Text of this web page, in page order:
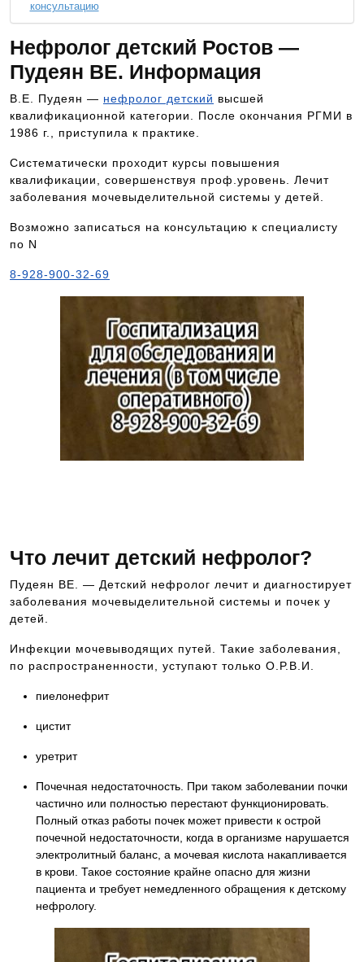
консультацию
Нефролог детский Ростов —
Пудеян ВЕ. Информация
В.Е. Пудеян — нефролог детский высшей
квалификационной категории. После окончания РГМИ в
1986 г., приступила к практике.
Систематически проходит курсы повышения
квалификации, совершенствуя проф.уровень. Лечит
заболевания мочевыделительной системы у детей.
Возможно записаться на консультацию к специалисту
по N
8-928-900-32-69
Что лечит детский нефролог?
Пудеян ВЕ. — Детский нефролог лечит и диагностирует
заболевания мочевыделительной системы и почек у
детей.
Инфекции мочевыводящих путей. Такие заболевания,
по распространенности, уступают только О.Р.В.И.
пиелонефрит
цистит
уретрит
Почечная недостаточность. При таком заболевании почки
частично или полностью перестают функционировать.
Полный отказ работы почек может привести к острой
почечной недостаточности, когда в организме нарушается
электролитный баланс, а мочевая кислота накапливается
в крови. Такое состояние крайне опасно для жизни
пациента и требует немедленного обращения к детскому
нефрологу.